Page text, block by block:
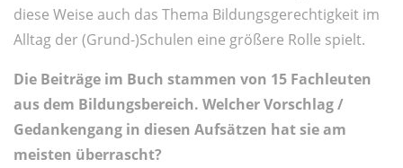
diese Weise auch das Thema Bildungsgerechtigkeit im
Alltag der (Grund-)Schulen eine größere Rolle spielt.
Die Beiträge im Buch stammen von 15 Fachleuten
aus dem Bildungsbereich. Welcher Vorschlag /
Gedankengang in diesen Aufsätzen hat sie am
meisten überrascht?